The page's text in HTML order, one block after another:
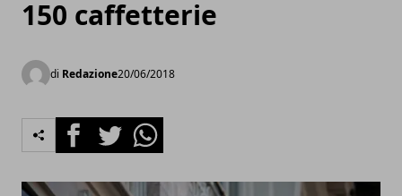
150 caffetterie
di Redazione20/06/2018
FacebookTwitterWhatsapp